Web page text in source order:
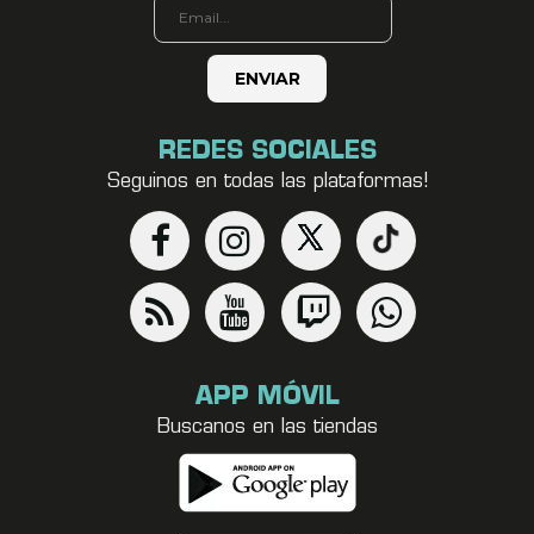
REDES SOCIALES
Seguinos en todas las plataformas!
APP MÓVIL
Buscanos en las tiendas